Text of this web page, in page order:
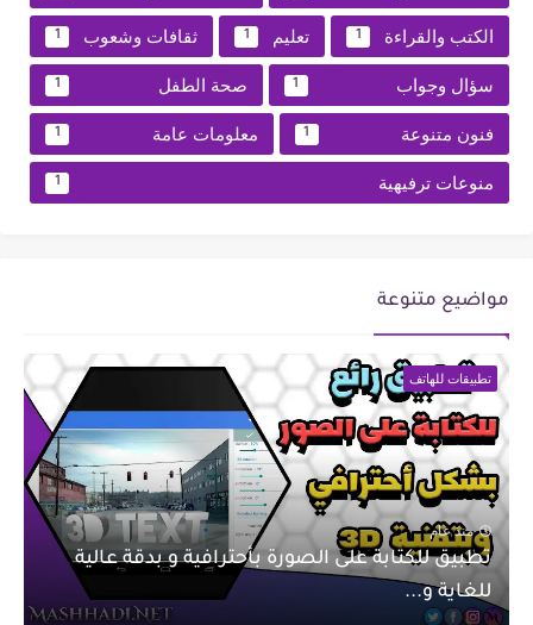
الكتب والقراءة 1 تعليم 1 ثقافات وشعوب 1
سؤال وجواب 1 صحة الطفل 1
فنون متنوعة 1 معلومات عامة 1
منوعات ترفيهية 1
مواضيع متنوعة
تطبيقات للهاتف
منذ عام
تطبيق للكتابة على الصورة بأحترافية و بدقة عالية
للغاية و...